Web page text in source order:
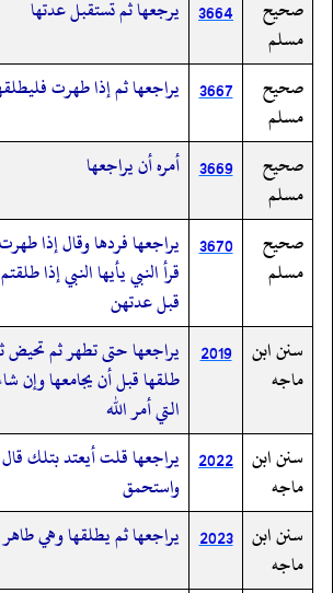
صحيح
مسلم
3664 يرجعها ثم تستقبل عدتها
صحيح
مسلم
3667 يراجعها ثم إذا طهرت
صحيح
مسلم
3669 أمره أن يراجعها
صحيح
مسلم
3670 يراجعها فردها وقال إذا
قرأ النبي يأيها النبي إذا
قبل عدتهن
سنن ابن
ماجه
2019
يراجعها حتى تطهر ثم تحيض
طلقها قبل أن يجامعها وإن
التي أمر الله
سنن ابن
ماجه
2022 يراجعها قلت أيعتد بتلك
واستحمق
سنن ابن
ماجه
2023 يراجعها ثم يطلقها وهي